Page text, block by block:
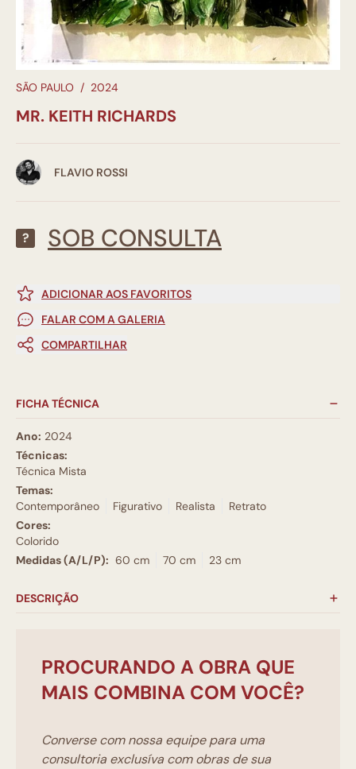
SÃO PAULO / 2024
MR. KEITH RICHARDS
FLAVIO ROSSI
? SOB CONSULTA
ADICIONAR AOS FAVORITOS
FALAR COM A GALERIA
COMPARTILHAR
FICHA TÉCNICA
Ano: 2024
Técnicas:
Técnica Mista
Temas:
Contemporâneo
Figurativo Realista
Retrato
Cores:
Colorido
Medidas (A/L/P): 60 cm 70 cm 23 cm
DESCRIÇÃO
PROCURANDO A OBRA QUE
MAIS COMBINA COM VOCÊ?
Converse com nossa equipe para uma
consultoria exclusíva com obras de sua